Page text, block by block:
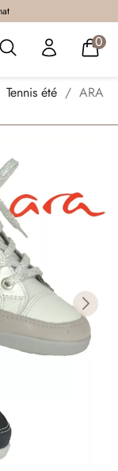
0
Tennis été
ARA